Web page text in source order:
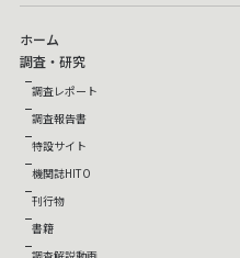
ホーム
調査・研究
調査レポート
調査報告書
特設サイト
機関誌HITO
刊行物
書籍